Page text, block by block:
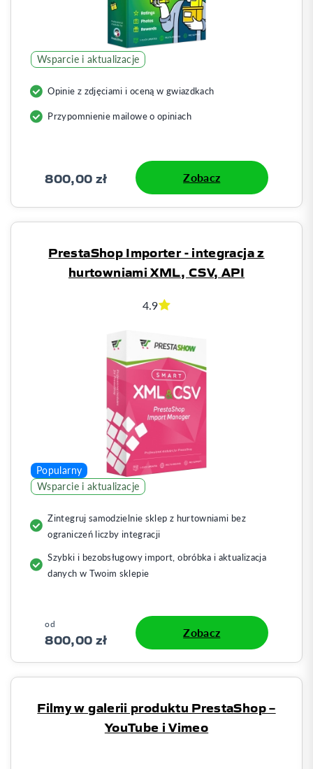
Wsparcie i aktualizacje
Opinie z zdjęciami i oceną w gwiazdkach
Przypomnienie mailowe o opiniach
800,00 zł Zobacz
PrestaShop Importer - integracja z
hurtowniami XML, CSV, API
4.9
Wsparcie i aktualizacje
Popularny
Zintegruj samodzielnie sklep z hurtowniami bez
ograniczeń liczby integracji
Szybki i bezobsługowy import, obróbka i aktualizacja
danych w Twoim sklepie
od
800,00 zł Zobacz
Filmy w galerii produktu PrestaShop –
YouTube i Vimeo